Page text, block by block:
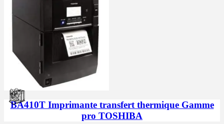
BA410T Imprimante transfert thermique Gamme
pro TOSHIBA